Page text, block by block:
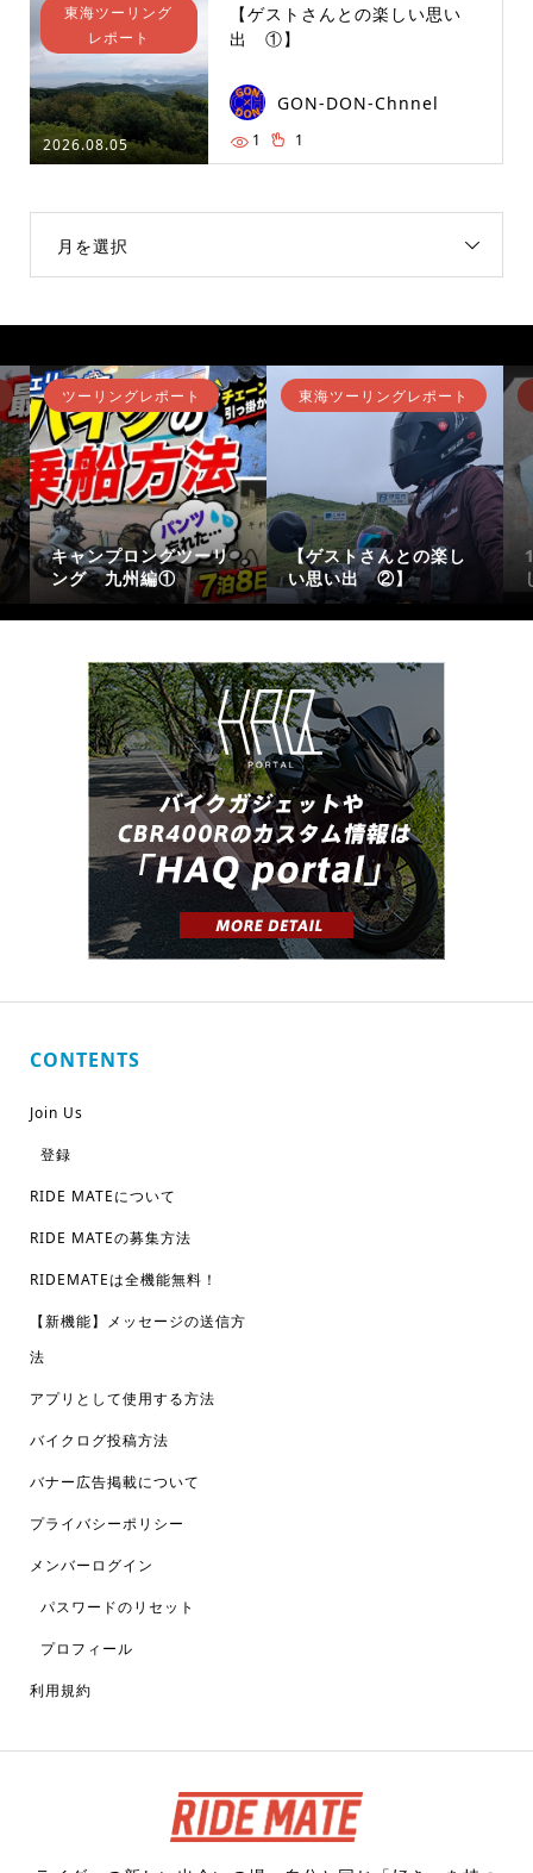
2026.08.05
東海ツーリング
レポート
【ゲストさんとの楽しい思い
出 ①】
GON-DON-Chnnel
1 1
月を選択
ツーリングレポート
キャンプロングツーリ
ング 九州編①
東海ツーリングレポート
【ゲストさんとの楽し
い思い出 ②】
CONTENTS
Join Us
登録
RIDE MATEについて
RIDE MATEの募集方法
RIDEMATEは全機能無料！
【新機能】メッセージの送信方
法
アプリとして使用する方法
バイクログ投稿方法
バナー広告掲載について
プライバシーポリシー
メンバーログイン
パスワードのリセット
プロフィール
利用規約